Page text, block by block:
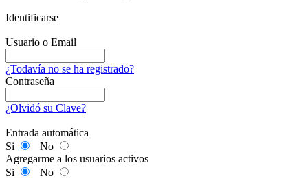
Identificarse
Usuario o Email
¿Todavía no se ha registrado?
Contraseña
¿Olvidó su Clave?
Entrada automática
Si
No
Agregarme a los usuarios activos
Si
No